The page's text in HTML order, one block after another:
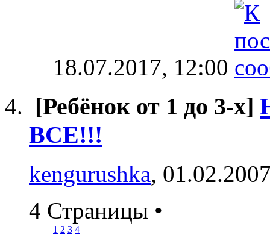
18.07.2017, 12:00
[Ребёнок от 1 до 3-х]
ВСЕ!!!
kengurushka,
4 Страницы •
1 2 3 4